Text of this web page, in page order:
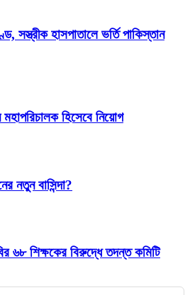
সস্ত্রীক হাসপাতালে ভর্তি পাকিস্তান
হিসেবে নিয়োগ
নতুন বাসিন্দা?
৬৮ শিক্ষকের বিরুদ্ধে তদন্ত কমিটি